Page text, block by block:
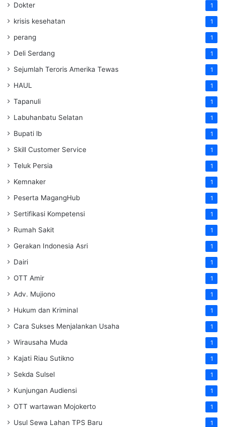
Dokter 1
krisis kesehatan 1
perang 1
Deli Serdang 1
Sejumlah Teroris Amerika Tewas 1
HAUL 1
Tapanuli 1
Labuhanbatu Selatan 1
Bupati lb 1
Skill Customer Service 1
Teluk Persia 1
Kemnaker 1
Peserta MagangHub 1
Sertifikasi Kompetensi 1
Rumah Sakit 1
Gerakan Indonesia Asri 1
Dairi 1
OTT Amir 1
Adv. Mujiono 1
Hukum dan Kriminal 1
Cara Sukses Menjalankan Usaha 1
Wirausaha Muda 1
Kajati Riau Sutikno 1
Sekda Sulsel 1
Kunjungan Audiensi 1
OTT wartawan Mojokerto 1
Usul Sewa Lahan TPS Baru 1